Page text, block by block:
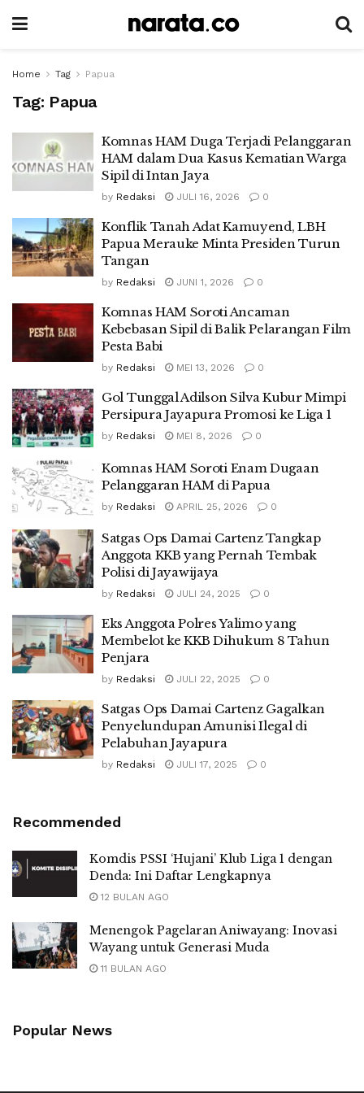
Home Tag Papua
Tag: Papua
Komnas HAM Duga Terjadi Pelanggaran
HAM dalam Dua Kasus Kematian Warga
Sipil di Intan Jaya
by Redaksi JULI 16, 2026 0
Konflik Tanah Adat Kamuyend, LBH
Papua Merauke Minta Presiden Turun
Tangan
by Redaksi JUNI 1, 2026 0
Komnas HAM Soroti Ancaman
Kebebasan Sipil di Balik Pelarangan Film
Pesta Babi
by Redaksi MEI 13, 2026 0
Gol Tunggal Adilson Silva Kubur Mimpi
Persipura Jayapura Promosi ke Liga 1
by Redaksi MEI 8, 2026 0
Komnas HAM Soroti Enam Dugaan
Pelanggaran HAM di Papua
by Redaksi APRIL 25, 2026 0
Satgas Ops Damai Cartenz Tangkap
Anggota KKB yang Pernah Tembak
Polisi di Jayawijaya
by Redaksi JULI 24, 2025 0
Eks Anggota Polres Yalimo yang
Membelot ke KKB Dihukum 8 Tahun
Penjara
by Redaksi JULI 22, 2025 0
Satgas Ops Damai Cartenz Gagalkan
Penyelundupan Amunisi Ilegal di
Pelabuhan Jayapura
by Redaksi JULI 17, 2025 0
Recommended
Komdis PSSI ‘Hujani’ Klub Liga 1 dengan
Denda: Ini Daftar Lengkapnya
12 BULAN AGO
Menengok Pagelaran Aniwayang: Inovasi
Wayang untuk Generasi Muda
11 BULAN AGO
Popular News